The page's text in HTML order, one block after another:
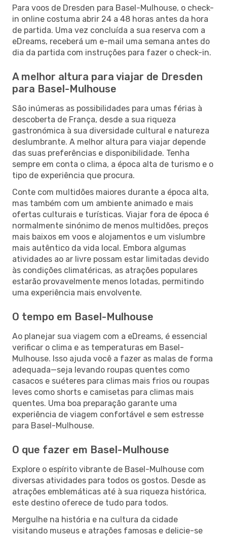
Para voos de Dresden para Basel-Mulhouse, o check-
in online costuma abrir 24 a 48 horas antes da hora
de partida. Uma vez concluída a sua reserva com a
eDreams, receberá um e-mail uma semana antes do
dia da partida com instruções para fazer o check-in.
A melhor altura para viajar de Dresden
para Basel-Mulhouse
São inúmeras as possibilidades para umas férias à
descoberta de França, desde a sua riqueza
gastronómica à sua diversidade cultural e natureza
deslumbrante. A melhor altura para viajar depende
das suas preferências e disponibilidade. Tenha
sempre em conta o clima, a época alta de turismo e o
tipo de experiência que procura.
Conte com multidões maiores durante a época alta,
mas também com um ambiente animado e mais
ofertas culturais e turísticas. Viajar fora de época é
normalmente sinónimo de menos multidões, preços
mais baixos em voos e alojamentos e um vislumbre
mais autêntico da vida local. Embora algumas
atividades ao ar livre possam estar limitadas devido
às condições climatéricas, as atrações populares
estarão provavelmente menos lotadas, permitindo
uma experiência mais envolvente.
O tempo em Basel-Mulhouse
Ao planejar sua viagem com a eDreams, é essencial
verificar o clima e as temperaturas em Basel-
Mulhouse. Isso ajuda você a fazer as malas de forma
adequada—seja levando roupas quentes como
casacos e suéteres para climas mais frios ou roupas
leves como shorts e camisetas para climas mais
quentes. Uma boa preparação garante uma
experiência de viagem confortável e sem estresse
para Basel-Mulhouse.
O que fazer em Basel-Mulhouse
Explore o espírito vibrante de Basel-Mulhouse com
diversas atividades para todos os gostos. Desde as
atrações emblemáticas até à sua riqueza histórica,
este destino oferece de tudo para todos.
Mergulhe na história e na cultura da cidade
visitando museus e atrações famosas e delicie-se